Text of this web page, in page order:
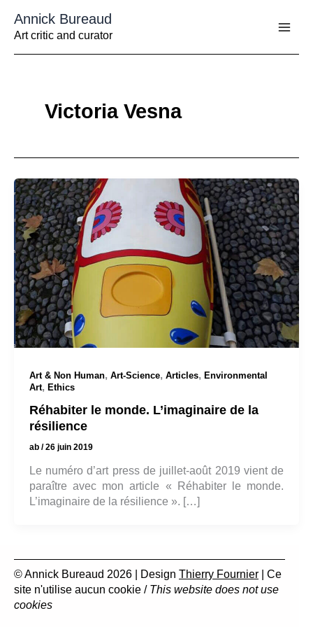
contenu
Annick Bureaud
Art critic and curator
Victoria Vesna
Art & Non Human, Art-Science, Articles, Environmental
Art, Ethics
Réhabiter le monde. L’imaginaire de la
résilience
ab /26 juin 2019
Le numéro d’art press de juillet-août 2019 vient de
paraître avec mon article « Réhabiter le monde.
L’imaginaire de la résilience ». […]
© Annick Bureaud 2026 | Design Thierry Fournier | Ce
site n'utilise aucun cookie / This website does not use
cookies